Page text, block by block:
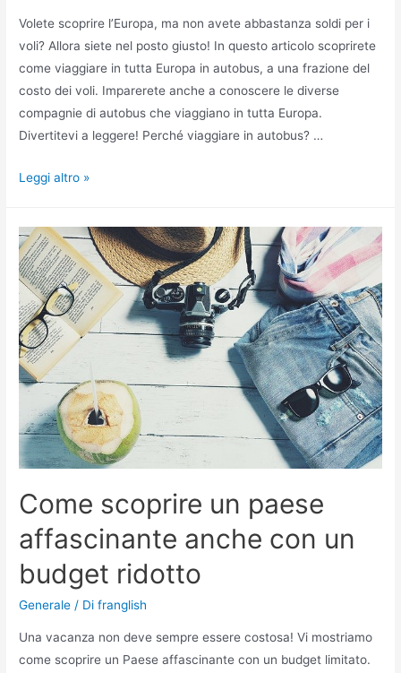
Volete scoprire l’Europa, ma non avete abbastanza soldi per i
voli? Allora siete nel posto giusto! In questo articolo scoprirete
come viaggiare in tutta Europa in autobus, a una frazione del
costo dei voli. Imparerete anche a conoscere le diverse
compagnie di autobus che viaggiano in tutta Europa.
Divertitevi a leggere! Perché viaggiare in autobus? …
Scoprire
autobus
Leggi altro »
Come scoprire un paese
affascinante anche con un
budget ridotto
Generale / Difranglish
Una vacanza non deve sempre essere costosa! Vi mostriamo
come scoprire un Paese affascinante con un budget limitato.